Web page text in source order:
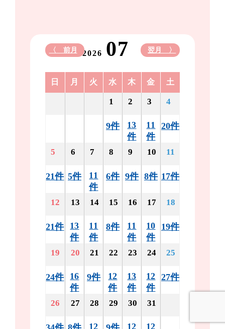
2026 07
〈 前月 翌月 〉
日 月 火 水 木 金 土
1
9件
2
13
件
3
11
件
4
20件
5
21件
6
5件
7
11
件
8
6件
9
9件
10
8件
11
17件
12
21件
13
13
件
14
11
件
15
8件
16
11
件
17
10
件
18
19件
19
24件
20
16
件
21
9件
22
12
件
23
13
件
24
12
件
25
27件
26 27 28
12
29 30
12
31
12